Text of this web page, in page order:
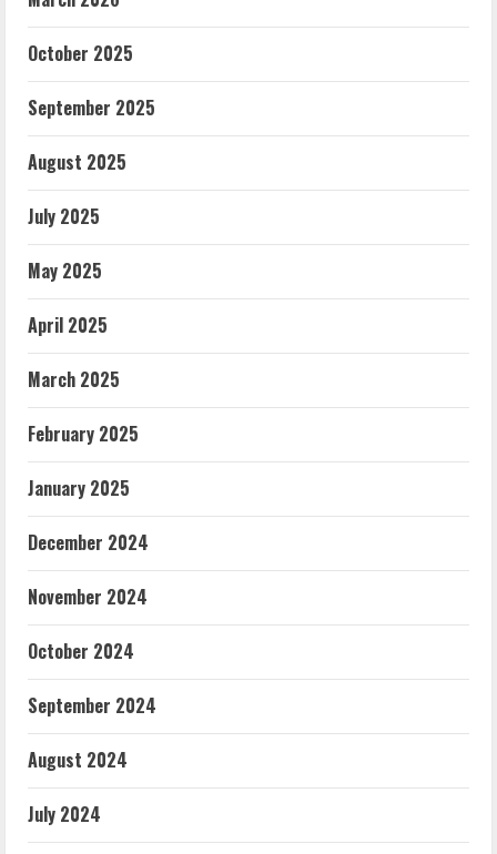
October 2025
September 2025
August 2025
July 2025
May 2025
April 2025
March 2025
February 2025
January 2025
December 2024
November 2024
October 2024
September 2024
August 2024
July 2024